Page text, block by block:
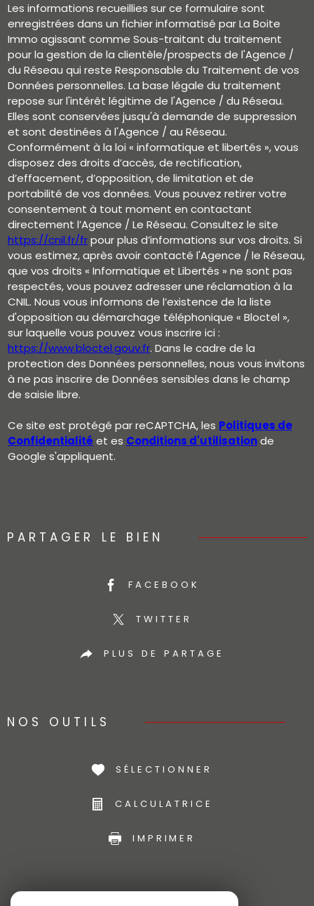
Les informations recueillies sur ce formulaire sont
enregistrées dans un fichier informatisé par La Boite
Immo agissant comme Sous-traitant du traitement
pour la gestion de la clientèle/prospects de l'Agence /
du Réseau qui reste Responsable du Traitement de vos
Données personnelles. La base légale du traitement
repose sur l'intérêt légitime de l'Agence / du Réseau.
Elles sont conservées jusqu'à demande de suppression
et sont destinées à l'Agence / au Réseau.
Conformément à la loi « informatique et libertés », vous
disposez des droits d’accès, de rectification,
d’effacement, d’opposition, de limitation et de
portabilité de vos données. Vous pouvez retirer votre
consentement à tout moment en contactant
directement l’Agence / Le Réseau. Consultez le site
https://cnil.fr/frpour plus d’informations sur vos droits. Si
vous estimez, après avoir contacté l'Agence / le Réseau,
que vos droits « Informatique et Libertés » ne sont pas
respectés, vous pouvez adresser une réclamation à la
CNIL. Nous vous informons de l’existence de la liste
d'opposition au démarchage téléphonique « Bloctel »,
sur laquelle vous pouvez vous inscrire ici :
https://www.bloctel.gouv.fr. Dans le cadre de la
protection des Données personnelles, nous vous invitons
à ne pas inscrire de Données sensibles dans le champ
de saisie libre.
Ce site est protégé par reCAPTCHA, les Politiques de
Confidentialité et es Conditions d'utilisationde
Google s'appliquent.
PARTAGER LE BIEN
FACEBOOK
TWITTER
PLUS DE PARTAGE
NOS OUTILS
SÉLECTIONNER
CALCULATRICE
IMPRIMER